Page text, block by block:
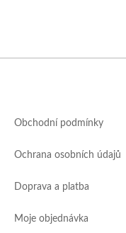
Obchodní podmínky
Ochrana osobních údajů
Doprava a platba
Moje objednávka